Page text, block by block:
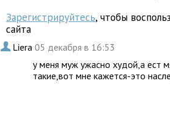
Зарегистрируйтесь, чтобы
сайта
. Liera05 декабря в 16:53
у меня муж ужасно худой,а ест
такие,вот мне кажется-это